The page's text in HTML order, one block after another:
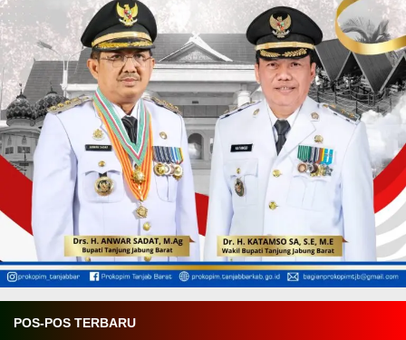
POS-POS TERBARU